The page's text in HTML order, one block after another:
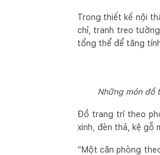
Trong thiết kế nội
chỉ, tranh treo
tổng thể để tăng
Những món đồ
Đồ trang trí theo
xinh, đèn thả, kệ gỗ
“Một căn phòng